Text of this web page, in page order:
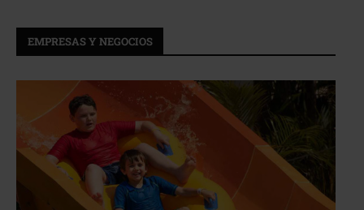
EMPRESAS Y NEGOCIOS